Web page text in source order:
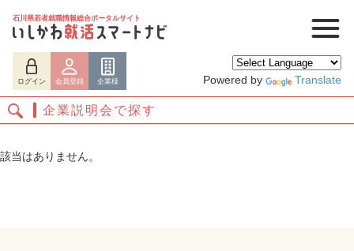
石川県若者就職情報総合ポータルサイト
ログイン 会員登録 企業様 Powered by Translate
企業説明会で探す
該当はありません。